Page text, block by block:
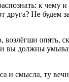
к
Не будем
опять,
вы должны
и смысла, ту